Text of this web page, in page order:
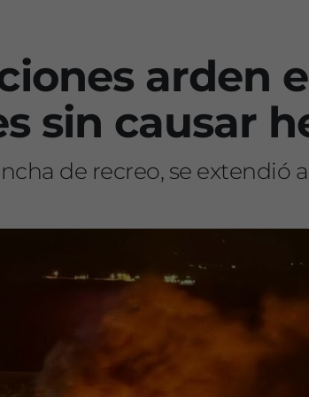
arden
sin causar
de recreo, se extendió